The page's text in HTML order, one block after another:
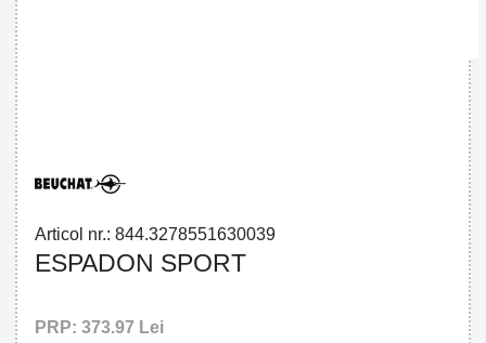
Articol nr.: 844.3278551630039
ESPADON SPORT
PRP: 373.97 Lei